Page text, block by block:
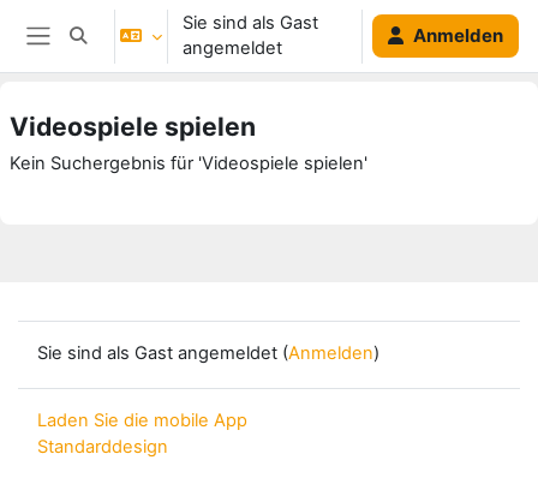
Zum Hauptinhalt
Website-Übersicht
Sucheingabe umschalten
Sie sind als Gast
angemeldet
Anmelden
Videospiele spielen
Kein Suchergebnis für 'Videospiele spielen'
Sie sind als Gast angemeldet (Anmelden)
Laden Sie die mobile App
Standarddesign